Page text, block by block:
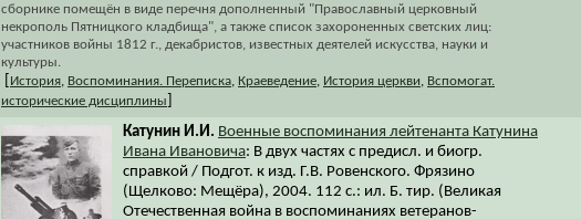
сборнике помещён в виде перечня дополненный "Православный церковный
некрополь Пятницкого кладбища", а также список захороненных светских лиц:
участников войны 1812 г., декабристов, известных деятелей искусства, науки и
культуры.
История Воспоминания. Переписка Краеведение История церкви Вспомогат.
исторические дисциплины
Катунин И.И. Военные воспоминания лейтенанта Катунина
Ивана Ивановича: В двух частях с предисл. и биогр.
справкой / Подгот. к изд. Г.В. Ровенского. Фрязино
(Щелково: Мещёра), 2004. 112 с.: ил. Б. тир. (Великая
Отечественная война в воспоминаниях ветеранов-